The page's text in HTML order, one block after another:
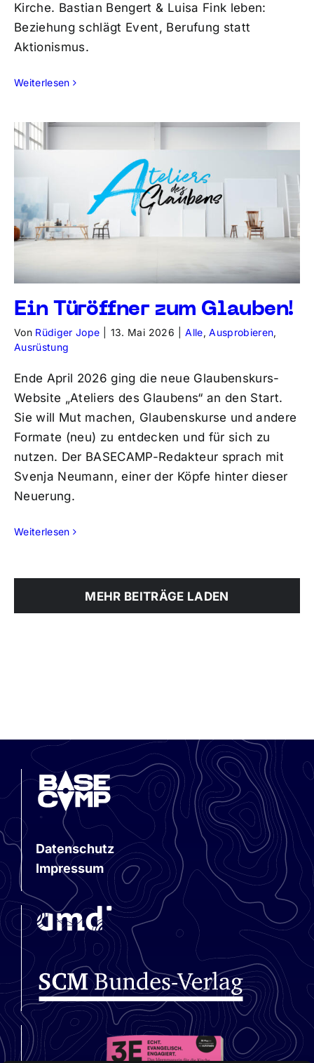
Kirche. Bastian Bengert & Luisa Fink leben:
Beziehung schlägt Event, Berufung statt
Aktionismus.
Weiterlesen
Ein Türöffner zum Glauben!
Von Rüdiger Jope 13. Mai 2026 Alle,Ausprobieren,
Ausrüstung
Ende April 2026 ging die neue Glaubenskurs-
Website „Ateliers des Glaubens“ an den Start.
Sie will Mut machen, Glaubenskurse und andere
Formate (neu) zu entdecken und für sich zu
nutzen. Der BASECAMP-Redakteur sprach mit
Svenja Neumann, einer der Köpfe hinter dieser
Neuerung.
Weiterlesen
MEHR BEITRÄGE LADEN
Datenschutz
Impressum